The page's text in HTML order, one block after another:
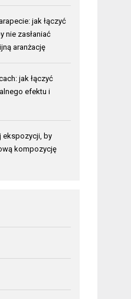
jak łączyć
nie zasłaniać
aranżację
jak łączyć
efektu i
ekspozycji, by
kompozycję